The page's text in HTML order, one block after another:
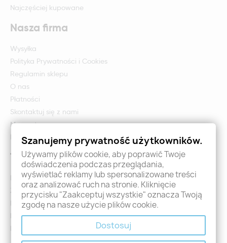
Najczęściej kupowane
Nasza firma
Wysyłka
Polityka Prywatności i Cookies
Regulamin sklepu
O nas
Płatności
Skontaktuj się z nami
Mapa strony
Formularz zwrotu i reklamacji
Twoje konto
Logowanie
Załóż konto - Rejestracja
Moje zamówienia
Promocje
Nowości
Szanujemy prywatność użytkowników.
Używamy plików cookie, aby poprawić Twoje
doświadczenia podczas przeglądania,
wyświetlać reklamy lub spersonalizowane treści
oraz analizować ruch na stronie. Kliknięcie
przycisku "Zaakceptuj wszystkie" oznacza Twoją
zgodę na nasze użycie plików cookie.
Dostosuj